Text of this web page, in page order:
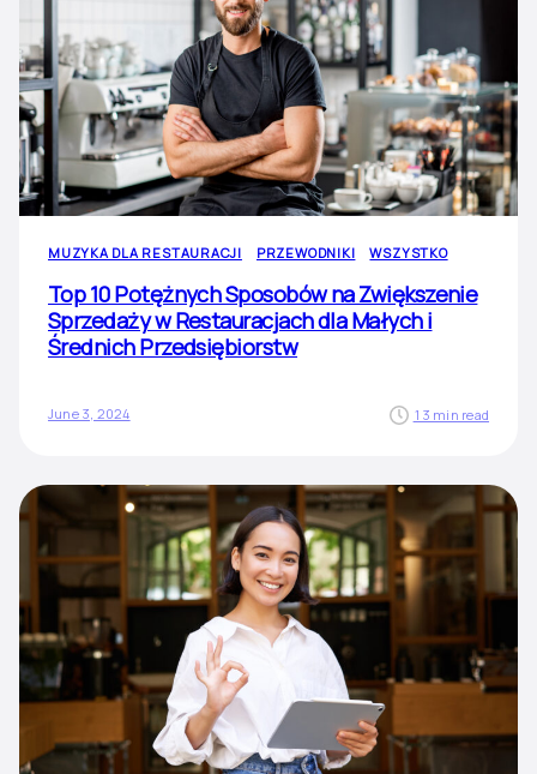
MUZYKA DLA RESTAURACJI PRZEWODNIKI WSZYSTKO
Top 10 Potężnych Sposobów na Zwiększenie
Sprzedaży w Restauracjach dla Małych i
Średnich Przedsiębiorstw
June 3, 2024 13 min read